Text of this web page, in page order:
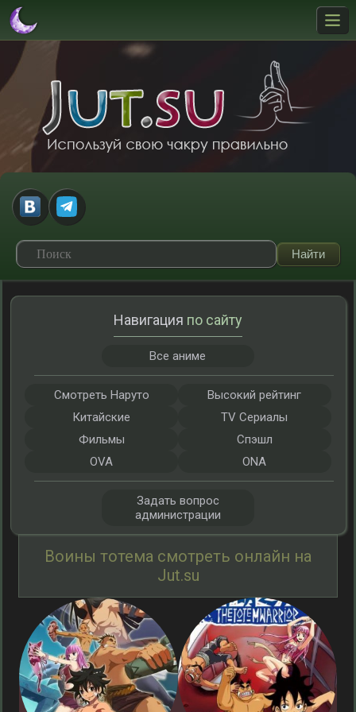
Воины тотема смотреть онлайн на
Jut.su
Навигация по сайту
Все аниме
Смотреть Наруто
Высокий рейтинг
Китайские
TV Сериалы
Фильмы
Спэшл
OVA
ONA
Задать вопрос
администрации